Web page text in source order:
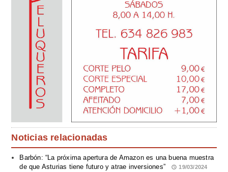
Noticias relacionadas
Barbón: “La próxima apertura de Amazon es una buena muestra
de que Asturias tiene futuro y atrae inversiones”
19/03/2024